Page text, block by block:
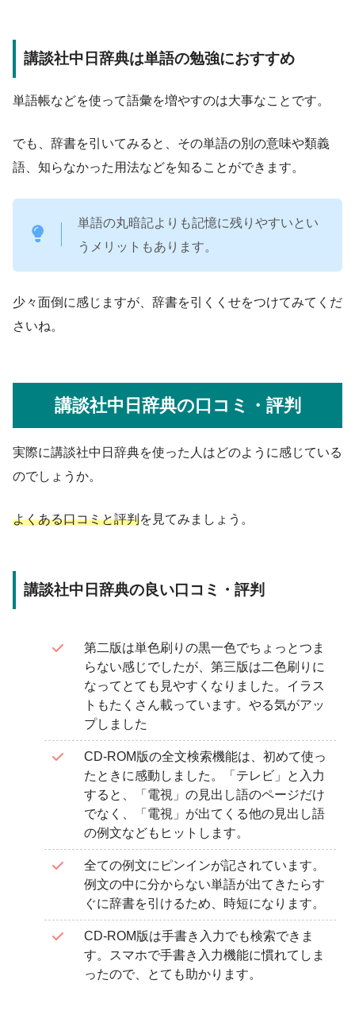
講談社中日辞典は単語の勉強におすすめ
単語帳などを使って語彙を増やすのは大事なことです。
でも、辞書を引いてみると、その単語の別の意味や類義
語、知らなかった用法などを知ることができます。
単語の丸暗記よりも記憶に残りやすいとい
うメリットもあります。
少々面倒に感じますが、辞書を引くくせをつけてみてくだ
さいね。
講談社中日辞典の口コミ・評判
実際に講談社中日辞典を使った人はどのように感じている
のでしょうか。
よくある口コミと評判を見てみましょう。
講談社中日辞典の良い口コミ・評判
第二版は単色刷りの黒一色でちょっとつま
らない感じでしたが、第三版は二色刷りに
なってとても見やすくなりました。イラス
トもたくさん載っています。やる気がアッ
プしました
CD-ROM版の全文検索機能は、初めて使っ
たときに感動しました。「テレビ」と入力
すると、「電視」の見出し語のページだけ
でなく、「電視」が出てくる他の見出し語
の例文などもヒットします。
全ての例文にピンインが記されています。
例文の中に分からない単語が出てきたらす
ぐに辞書を引けるため、時短になります。
CD-ROM版は手書き入力でも検索できま
す。スマホで手書き入力機能に慣れてしま
ったので、とても助かります。